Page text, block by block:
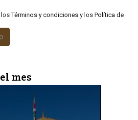
losTérminos y condicionesy los Política de
mes